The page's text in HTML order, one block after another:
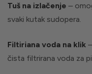
Tuš na izlačenje –
svaki kutak sudopera.
Filtiriana voda na klik
čista filtrirana voda za